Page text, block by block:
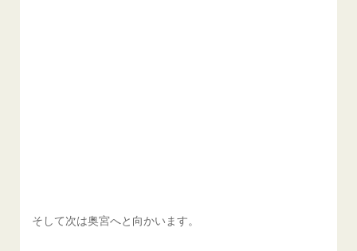
そして次は奥宮へと向かいます。